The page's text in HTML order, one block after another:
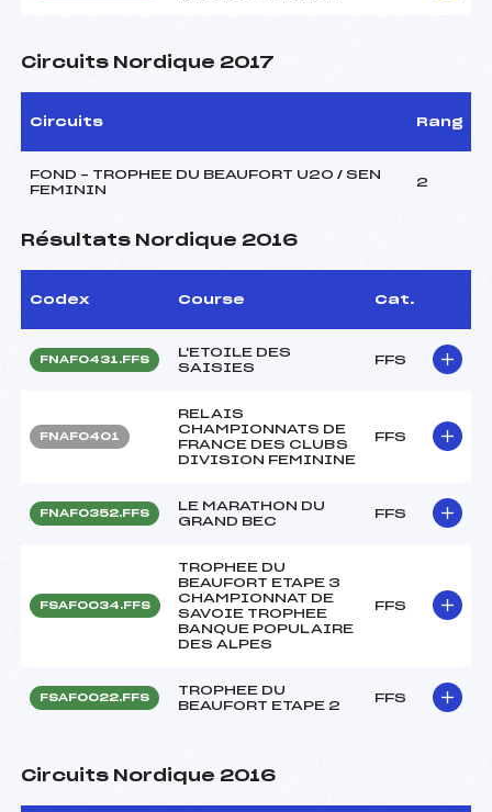
Circuits Nordique 2017
Circuits Rang
FOND – TROPHEE DU BEAUFORT U20 / SEN
FEMININ
2
Résultats Nordique 2016
Codex Course Cat.
FNAF0431.FFS
L'ETOILE DES
SAISIES
FFS
FNAF0401
RELAIS
CHAMPIONNATS DE
FRANCE DES CLUBS
DIVISION FEMININE
FFS
FNAF0352.FFS
LE MARATHON DU
GRAND BEC
FFS
FSAF0034.FFS
TROPHEE DU
BEAUFORT ETAPE 3
CHAMPIONNAT DE
SAVOIE TROPHEE
BANQUE POPULAIRE
DES ALPES
FFS
FSAF0022.FFS
TROPHEE DU
BEAUFORT ETAPE 2
FFS
Circuits Nordique 2016